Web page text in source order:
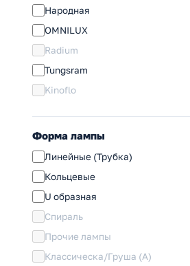
Народная
OMNILUX
Radium
Tungsram
Kinoflo
Форма лампы
Линейные (Трубка)
Кольцевые
U образная
Спираль
Прочие лампы
Классическа/Груша (А)